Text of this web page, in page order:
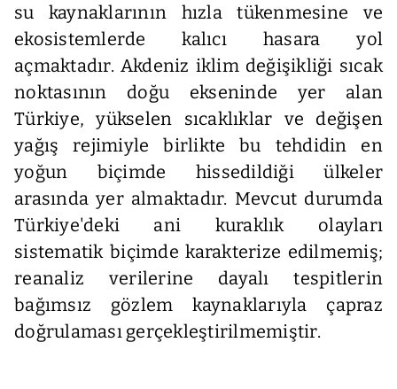
su kaynaklarının hızla tükenmesine ve
ekosistemlerde kalıcı hasara yol
açmaktadır. Akdeniz iklim değişikliği sıcak
noktasının doğu ekseninde yer alan
Türkiye, yükselen sıcaklıklar ve değişen
yağış rejimiyle birlikte bu tehdidin en
yoğun biçimde hissedildiği ülkeler
arasında yer almaktadır. Mevcut durumda
Türkiye'deki ani kuraklık olayları
sistematik biçimde karakterize edilmemiş;
reanaliz verilerine dayalı tespitlerin
bağımsız gözlem kaynaklarıyla çapraz
doğrulaması gerçekleştirilmemiştir.